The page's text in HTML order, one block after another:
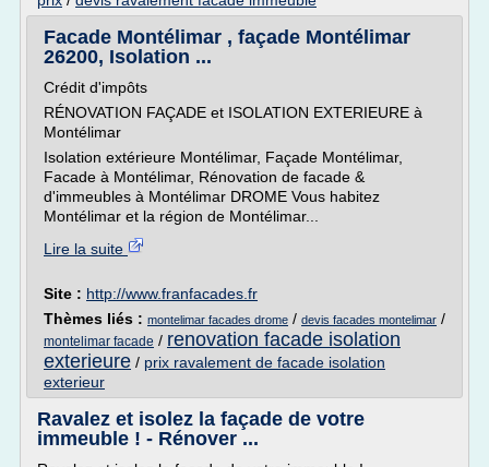
Facade Montélimar , façade Montélimar
26200, Isolation ...
Crédit d'impôts
RÉNOVATION FAÇADE et ISOLATION EXTERIEURE à
Montélimar
Isolation extérieure Montélimar, Façade Montélimar,
Facade à Montélimar, Rénovation de facade &
d'immeubles à Montélimar DROME Vous habitez
Montélimar et la région de Montélimar...
Lire la suite
Site : http://www.franfacades.fr
Thèmes liés : montelimar facades drome / devis facades montelimar /
montelimar facade / renovation facade isolation
exterieure / prix ravalement de facade isolation
exterieur
Ravalez et isolez la façade de votre
immeuble ! - Rénover ...